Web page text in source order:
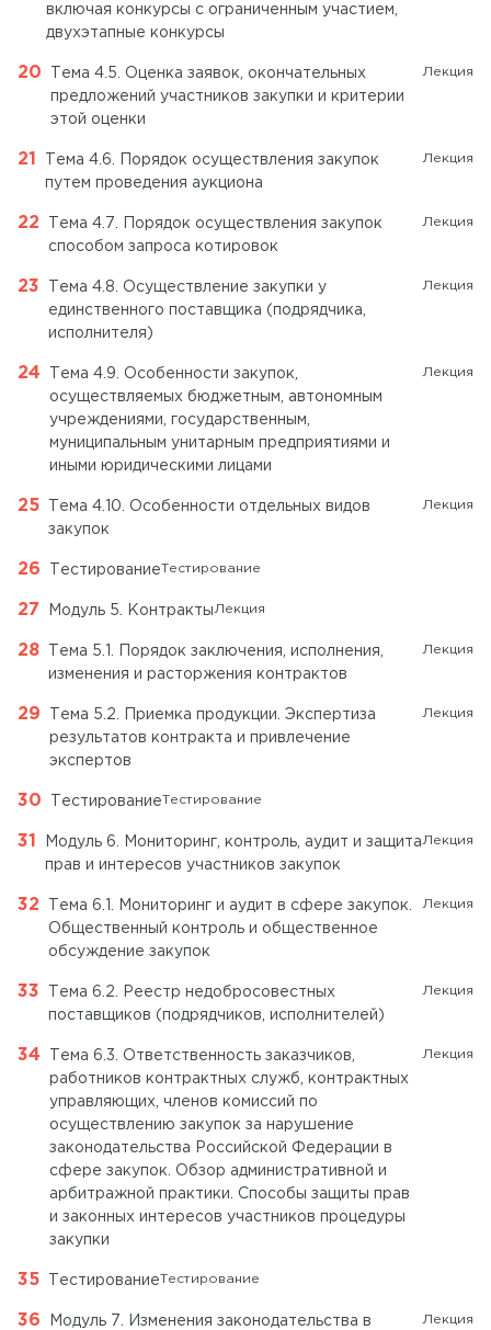
включая конкурсы с ограниченным участием,
двухэтапные конкурсы
Тема 4.5. Оценка заявок, окончательных
предложений участников закупки и критерии
этой оценки
Лекция
Тема 4.6. Порядок осуществления закупок
путем проведения аукциона
Лекция
Тема 4.7. Порядок осуществления закупок
способом запроса котировок
Лекция
Тема 4.8. Осуществление закупки у
единственного поставщика (подрядчика,
исполнителя)
Лекция
Тема 4.9. Особенности закупок,
осуществляемых бюджетным, автономным
учреждениями, государственным,
муниципальным унитарным предприятиями и
иными юридическими лицами
Лекция
Тема 4.10. Особенности отдельных видов
закупок
Лекция
ТестированиеТестирование
Модуль 5. Контракты Лекция
Тема 5.1. Порядок заключения, исполнения,
изменения и расторжения контрактов
Лекция
Тема 5.2. Приемка продукции. Экспертиза
результатов контракта и привлечение
экспертов
Лекция
ТестированиеТестирование
Модуль 6. Мониторинг, контроль, аудит и защита
прав и интересов участников закупок
Лекция
Тема 6.1. Мониторинг и аудит в сфере закупок.
Общественный контроль и общественное
обсуждение закупок
Лекция
Тема 6.2. Реестр недобросовестных
поставщиков (подрядчиков, исполнителей)
Лекция
Тема 6.3. Ответственность заказчиков,
работников контрактных служб, контрактных
управляющих, членов комиссий по
осуществлению закупок за нарушение
законодательства Российской Федерации в
сфере закупок. Обзор административной и
арбитражной практики. Способы защиты прав
и законных интересов участников процедуры
закупки
Лекция
ТестированиеТестирование
Модуль 7. Изменения законодательства в
Лекция